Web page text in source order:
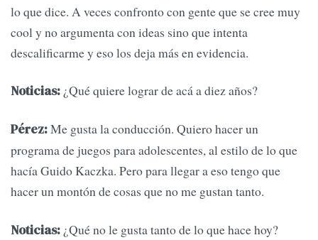
lo que dice. A veces confronto con gente que se cree muy
cool y no argumenta con ideas sino que intenta
descalificarme y eso los deja más en evidencia.
Noticias: ¿Qué quiere lograr de acá a diez años?
Pérez:Me gusta la conducción. Quiero hacer un
programa de juegos para adolescentes, al estilo de lo que
hacía Guido Kaczka. Pero para llegar a eso tengo que
hacer un montón de cosas que no me gustan tanto.
Noticias: ¿Qué no le gusta tanto de lo que hace hoy?